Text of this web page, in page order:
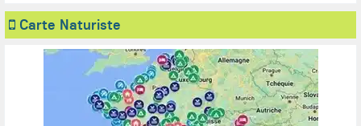
Carte Naturiste